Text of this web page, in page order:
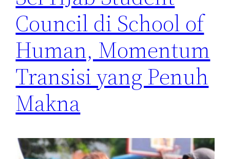
Council di School of
Human, Momentum
Transisi yang Penuh
Makna